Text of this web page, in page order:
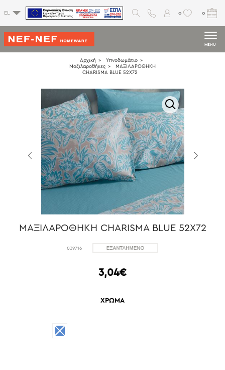
EL 0 0
MENU
Αρχική
Υπνοδωμάτιο
Μαξιλαροθήκες
ΜΑΞΙΛΑΡΟΘHΚΗ
CHARISMA BLUE 52Χ72
ΜΑΞΙΛΑΡΟΘHΚΗ CHARISMA BLUE 52Χ72
039716
3,04€
ΧΡΩΜΑ